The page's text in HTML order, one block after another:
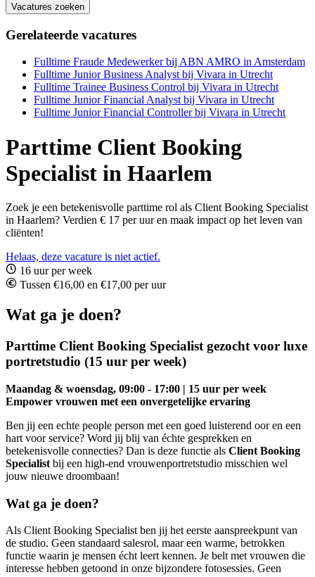
Vacatures zoeken
Gerelateerde vacatures
Fulltime Fraude Medewerker bij ABN AMRO in Amsterdam
Fulltime Junior Business Analyst bij Vivara in Utrecht
Fulltime Trainee Business Control bij Vivara in Utrecht
Fulltime Junior Financial Analyst bij Vivara in Utrecht
Fulltime Junior Financial Controller bij Vivara in Utrecht
Parttime Client Booking
Specialist in Haarlem
Zoek je een betekenisvolle parttime rol als Client Booking Specialist
in Haarlem? Verdien € 17 per uur en maak impact op het leven van
cliënten!
Helaas, deze vacature is niet actief.
16 uur per week
Tussen €16,00 en €17,00 per uur
Wat ga je doen?
Parttime Client Booking Specialist gezocht voor luxe
portretstudio (15 uur per week)
Maandag & woensdag, 09:00 - 17:00 | 15 uur per week
Empower vrouwen met een onvergetelijke ervaring
Ben jij een echte people person met een goed luisterend oor en een
hart voor service? Word jij blij van échte gesprekken en
betekenisvolle connecties? Dan is deze functie als Client Booking
Specialist bij een high-end vrouwenportretstudio misschien wel
jouw nieuwe droombaan!
Wat ga je doen?
Als Client Booking Specialist ben jij het eerste aanspreekpunt van
de studio. Geen standaard salesrol, maar een warme, betrokken
functie waarin je mensen écht leert kennen. Je belt met vrouwen die
interesse hebben getoond in onze bijzondere fotosessies. Geen